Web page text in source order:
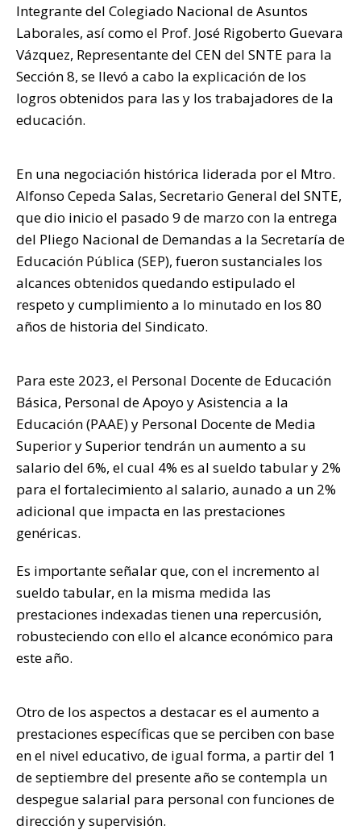
Integrante del Colegiado Nacional de Asuntos
Laborales, así como el Prof. José Rigoberto Guevara
Vázquez, Representante del CEN del SNTE para la
Sección 8, se llevó a cabo la explicación de los
logros obtenidos para las y los trabajadores de la
educación.
En una negociación histórica liderada por el Mtro.
Alfonso Cepeda Salas, Secretario General del SNTE,
que dio inicio el pasado 9 de marzo con la entrega
del Pliego Nacional de Demandas a la Secretaría de
Educación Pública (SEP), fueron sustanciales los
alcances obtenidos quedando estipulado el
respeto y cumplimiento a lo minutado en los 80
años de historia del Sindicato.
Para este 2023, el Personal Docente de Educación
Básica, Personal de Apoyo y Asistencia a la
Educación (PAAE) y Personal Docente de Media
Superior y Superior tendrán un aumento a su
salario del 6%, el cual 4% es al sueldo tabular y 2%
para el fortalecimiento al salario, aunado a un 2%
adicional que impacta en las prestaciones
genéricas.
Es importante señalar que, con el incremento al
sueldo tabular, en la misma medida las
prestaciones indexadas tienen una repercusión,
robusteciendo con ello el alcance económico para
este año.
Otro de los aspectos a destacar es el aumento a
prestaciones específicas que se perciben con base
en el nivel educativo, de igual forma, a partir del 1
de septiembre del presente año se contempla un
despegue salarial para personal con funciones de
dirección y supervisión.